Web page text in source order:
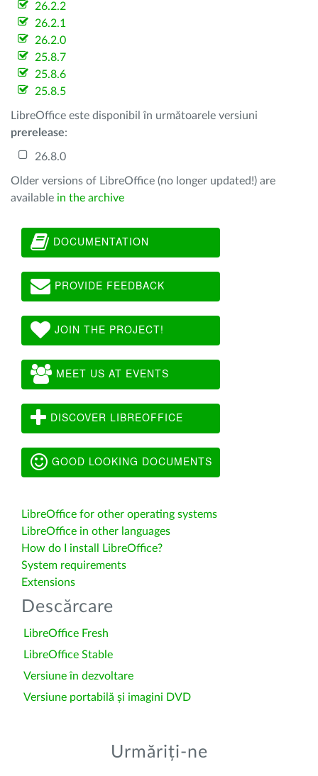
26.2.2
26.2.1
26.2.0
25.8.7
25.8.6
25.8.5
LibreOffice este disponibil în următoarele versiuni
prerelease:
26.8.0
Older versions of LibreOffice (no longer updated!) are
available in the archive
DOCUMENTATION
PROVIDE FEEDBACK
JOIN THE PROJECT!
MEET US AT EVENTS
DISCOVER LIBREOFFICE
GOOD LOOKING DOCUMENTS
LibreOffice for other operating systems
LibreOffice in other languages
How do I install LibreOffice?
System requirements
Extensions
Descărcare
LibreOffice Fresh
LibreOffice Stable
Versiune în dezvoltare
Versiune portabilă și imagini DVD
Urmăriți-ne